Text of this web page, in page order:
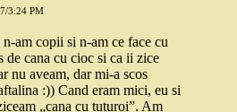
3:24 PM
am copii si n-am ce face cu
de cana cu cioc si ca ii zice
nu aveam, dar mi-a scos
:)) Cand eram mici, eu si
„cana cu țuțuroi”. Am